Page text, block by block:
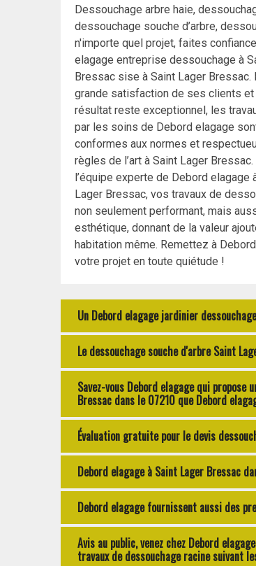
Dessouchage arbre haie,
dessouchage souche d’arbre,
n'importe quel projet, faites
elagage entreprise dessouchage à
Bressac sise à Saint Lager Bressac.
grande satisfaction de ses clients et
résultat reste exceptionnel, les
par les soins de Debord elagage
conformes aux normes et
règles de l’art à Saint Lager Bressac.
l’équipe experte de Debord elagage
Lager Bressac, vos travaux de
non seulement performant, mais
esthétique, donnant de la valeur
habitation même. Remettez à
votre projet en toute quiétude !
Un Debord elagage jardinier
Le dessouchage souche d'arbre Saint
Savez-vous Debord elagage qui
Bressac dans le 07210 que Debord
Évaluation gratuite pour le devis
Debord elagage à Saint Lager Bressac
Debord elagage fournissent aussi des
Avis au public, venez chez Debord
travaux de dessouchage racine suivant